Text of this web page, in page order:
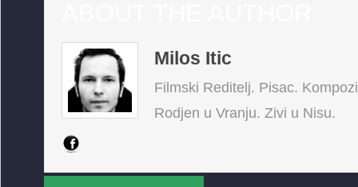
Milos Itic
Filmski Reditelj. Pisac.
Rodjen u Vranju. Zivi u Nisu.